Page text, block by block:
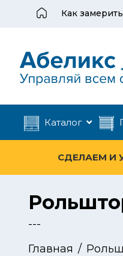
Как замерить
Каталог
СДЕЛАЕМ И
---
Главная